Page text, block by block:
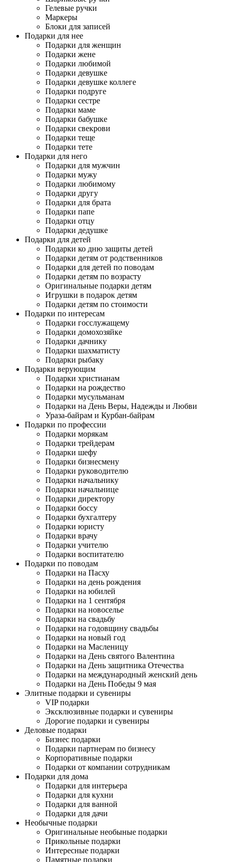
Гелевые ручки
Маркеры
Блоки для записей
Подарки для нее
Подарки для женщин
Подарки жене
Подарки любимой
Подарки девушке
Подарки девушке коллеге
Подарки подруге
Подарки сестре
Подарки маме
Подарки бабушке
Подарки свекрови
Подарки теще
Подарки тете
Подарки для него
Подарки для мужчин
Подарки мужу
Подарки любимому
Подарки другу
Подарки для брата
Подарки папе
Подарки отцу
Подарки дедушке
Подарки для детей
Подарки ко дню защиты детей
Подарки детям от родственников
Подарки для детей по поводам
Подарки детям по возрасту
Оригинальные подарки детям
Игрушки в подарок детям
Подарки детям по стоимости
Подарки по интересам
Подарки госслужащему
Подарки домохозяйке
Подарки дачнику
Подарки шахматисту
Подарки рыбаку
Подарки верующим
Подарки христианам
Подарки на рождество
Подарки мусульманам
Подарки на День Веры, Надежды и Любви
Ураза-байрам и Курбан-байрам
Подарки по профессии
Подарки морякам
Подарки трейдерам
Подарки шефу
Подарки бизнесмену
Подарки руководителю
Подарки начальнику
Подарки начальнице
Подарки директору
Подарки боссу
Подарки бухгалтеру
Подарки юристу
Подарки врачу
Подарки учителю
Подарки воспитателю
Подарки по поводам
Подарки на Пасху
Подарки на день рождения
Подарки на юбилей
Подарки на 1 сентября
Подарки на новоселье
Подарки на свадьбу
Подарки на годовщину свадьбы
Подарки на новый год
Подарки на Масленицу
Подарки на День святого Валентина
Подарки на День защитника Отечества
Подарки на международный женский день
Подарки на День Победы 9 мая
Элитные подарки и сувениры
VIP подарки
Эксклюзивные подарки и сувениры
Дорогие подарки и сувениры
Деловые подарки
Бизнес подарки
Подарки партнерам по бизнесу
Корпоративные подарки
Подарки от компании сотрудникам
Подарки для дома
Подарки для интерьера
Подарки для кухни
Подарки для ванной
Подарки для дачи
Необычные подарки
Оригинальные необыные подарки
Прикольные подарки
Интересные подарки
Памятные подарки